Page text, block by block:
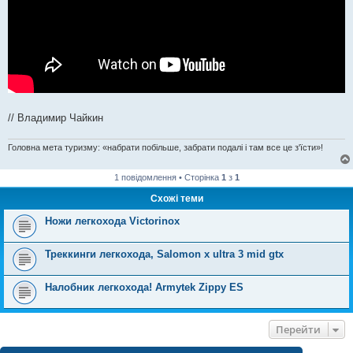
// Владимир Чайкин
Головна мета туризму: «набрати побільше, забрати подалі і там все це з'їсти»!
1 повідомлення • Сторінка 1 з 1
Схожі теми
Ножи легкохода Victorinox
Треккинги легкохода, Salomon x ultra 3 mid gtx
Налобник легкохода! Armytek Zippy ES
Перейти